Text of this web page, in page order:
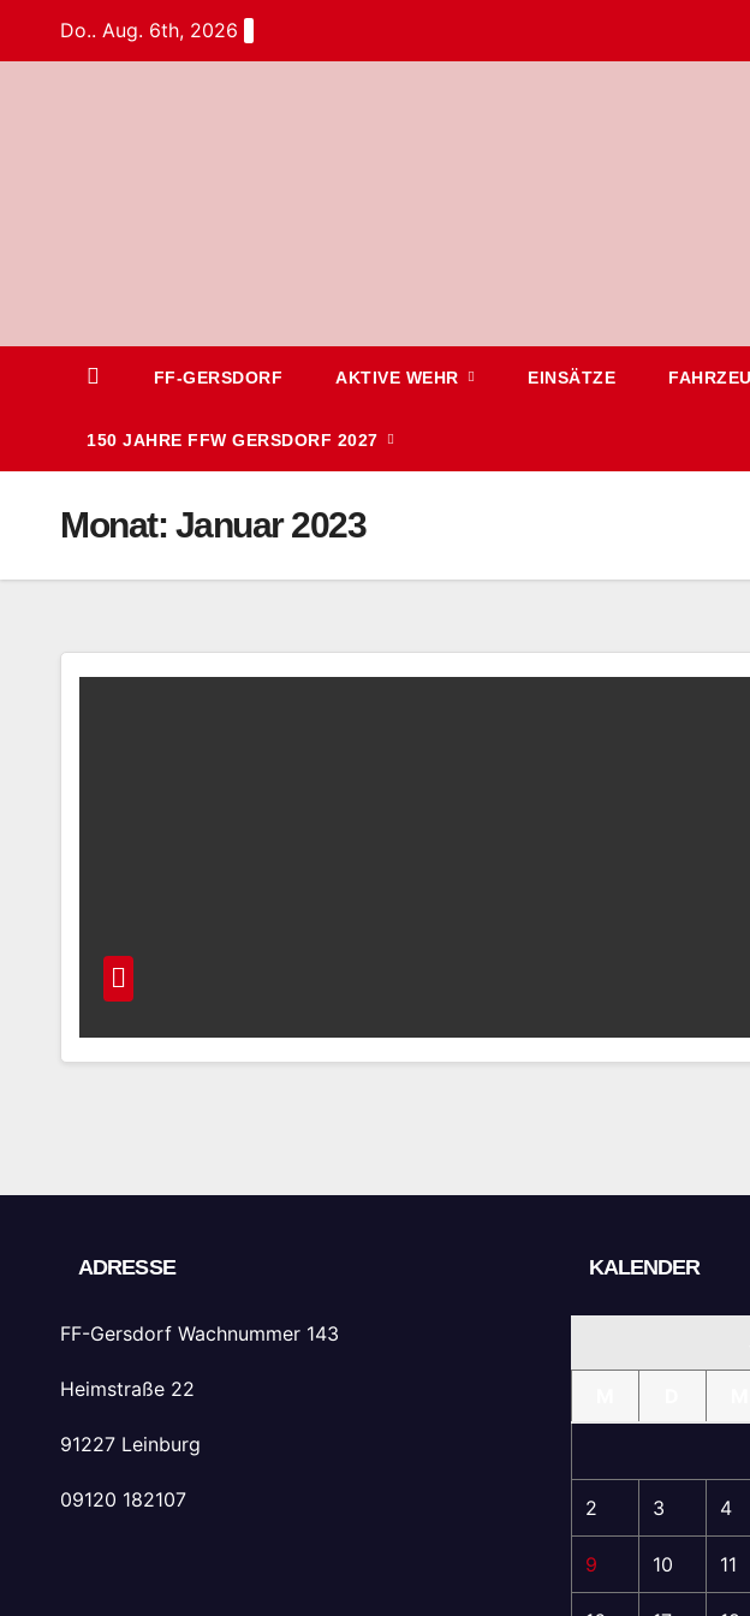
Do.. Aug. 6th, 2026
FF-GERSDORF AKTIVE WEHR EINSÄTZE
150 JAHRE FFW GERSDORF 2027
Monat: Januar 2023
ADRESSE
FF-Gersdorf Wachnummer 143
Heimstraße 22
91227 Leinburg
09120 182107
KALENDER
2 3 4
9 10 11